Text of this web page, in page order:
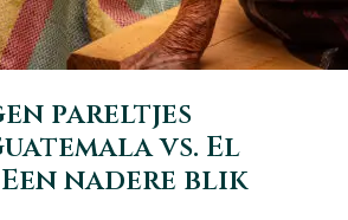
pareltjes
vs. El
nadere blik